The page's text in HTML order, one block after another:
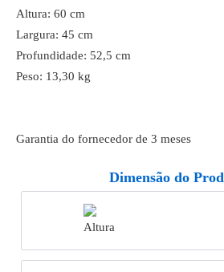
Altura: 60 cm
Largura: 45 cm
Profundidade: 52,5 cm
Peso: 13,30 kg
Garantia do fornecedor de 3 meses
Dimensão do